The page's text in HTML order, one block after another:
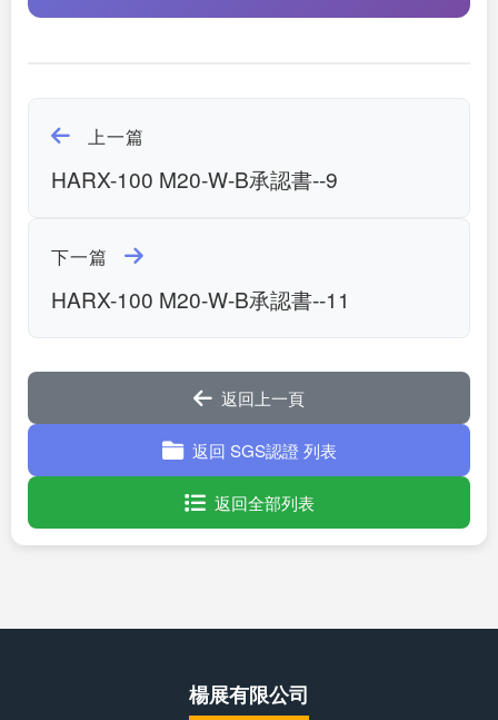
上一篇
HARX-100 M20-W-B承認書--9
下一篇
HARX-100 M20-W-B承認書--11
返回上一頁
返回 SGS認證 列表
返回全部列表
楊展有限公司